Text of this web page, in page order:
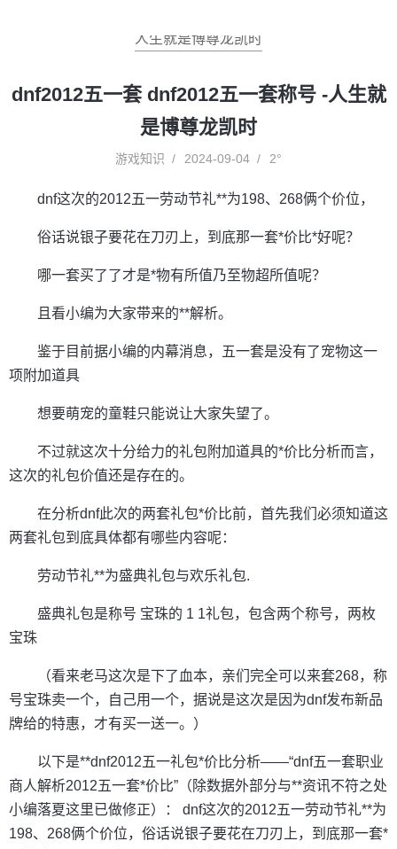
人生就是博尊龙凯时
dnf2012五一套 dnf2012五一套称号 -人生就
是博尊龙凯时
游戏知识 2024-09-04 2°
dnf这次的2012五一劳动节礼**为198、268俩个价位，
俗话说银子要花在刀刃上，到底那一套*价比*好呢？
哪一套买了了才是*物有所值乃至物超所值呢？
且看小编为大家带来的**解析。
鉴于目前据小编的内幕消息，五一套是没有了宠物这一
项附加道具
想要萌宠的童鞋只能说让大家失望了。
不过就这次十分给力的礼包附加道具的*价比分析而言，
这次的礼包价值还是存在的。
在分析dnf此次的两套礼包*价比前，首先我们必须知道这
两套礼包到底具体都有哪些内容呢：
劳动节礼**为盛典礼包与欢乐礼包.
盛典礼包是称号 宝珠的 1 1礼包，包含两个称号，两枚
宝珠
（看来老马这次是下了血本，亲们完全可以来套268，称
号宝珠卖一个，自己用一个，据说是这次是因为dnf发布新品
牌给的特惠，才有买一送一。）
以下是**dnf2012五一礼包*价比分析——“dnf五一套职业
商人解析2012五一套*价比”（除数据外部分与**资讯不符之处
小编落夏这里已做修正）： dnf这次的2012五一劳动节礼**为
198、268俩个价位，俗话说银子要花在刀刃上，到底那一套*